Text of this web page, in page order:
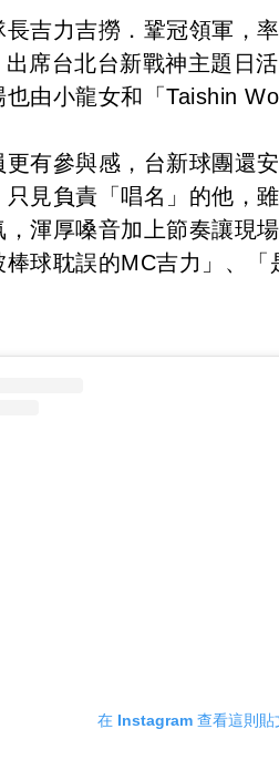
長吉力吉撈．鞏冠領軍，
席台北台新戰神主題日
也由小龍女和「Taishin
更有參與感，台新球團還
只見負責「唱名」的他，
渾厚嗓音加上節奏讓現
棒球耽誤的MC吉力」、
在 Instagram 查看這則貼